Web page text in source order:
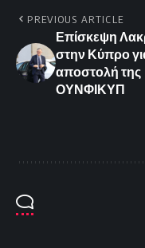
PREVIOUS ARTICLE
Επίσκεψη
στην Κύπρο
αποστολή της
ΟΥΝΦΙΚΥΠ